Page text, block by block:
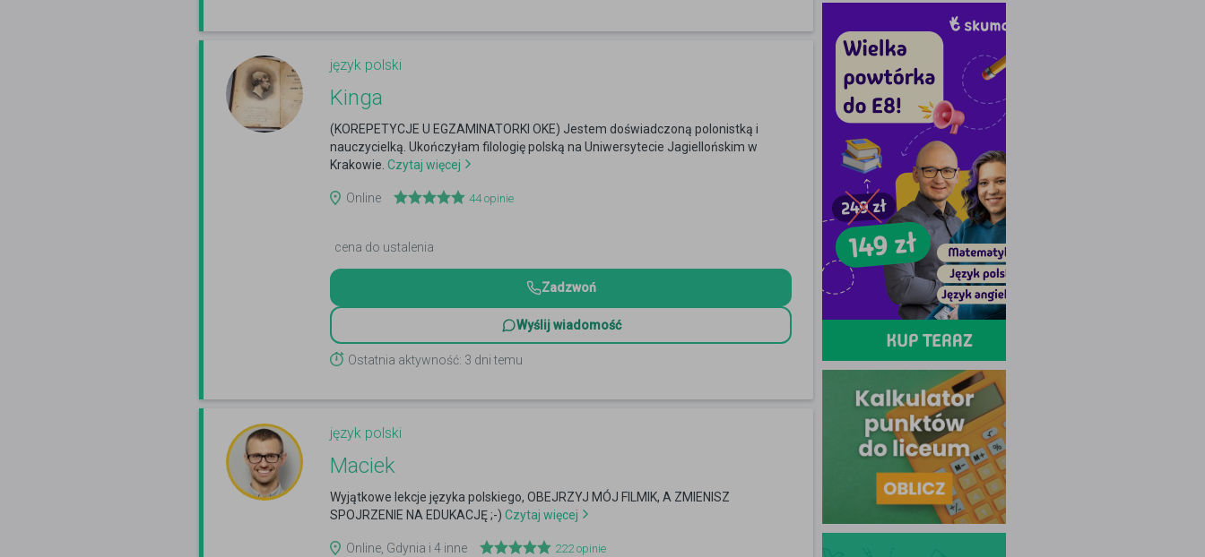
język polski
Kinga
(KOREPETYCJE U EGZAMINATORKI OKE) Jestem doświadczoną polonistką i
nauczycielką. Ukończyłam filologię polską na Uniwersytecie Jagiellońskim w
Krakowie. Czytaj więcej
Online 44opinie
cena do ustalenia
Zadzwoń
Wyślij wiadomość
Ostatnia aktywność: 3 dni temu
język polski
Maciek
Wyjątkowe lekcje języka polskiego, OBEJRZYJ MÓJ FILMIK, A ZMIENISZ
SPOJRZENIE NA EDUKACJĘ ;-) Czytaj więcej
Online, Gdynia i 4 inne 222opinie